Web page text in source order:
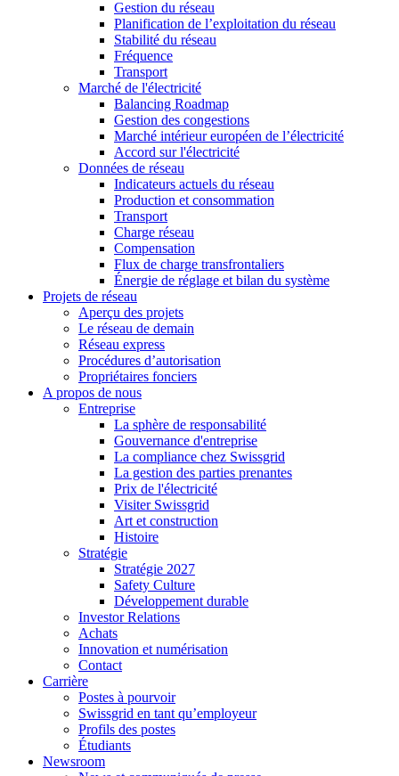
Gestion du réseau
Planification de l’exploitation du réseau
Stabilité du réseau
Fréquence
Transport
Marché de l'électricité
Balancing Roadmap
Gestion des congestions
Marché intérieur européen de l’électricité
Accord sur l'électricité
Données de réseau
Indicateurs actuels du réseau
Production et consommation
Transport
Charge réseau
Compensation
Flux de charge transfrontaliers
Énergie de réglage et bilan du système
Projets de réseau
Aperçu des projets
Le réseau de demain
Réseau express
Procédures d’autorisation
Propriétaires fonciers
A propos de nous
Entreprise
La sphère de responsabilité
Gouvernance d'entreprise
La compliance chez Swissgrid
La gestion des parties prenantes
Prix de l'électricité
Visiter Swissgrid
Art et construction
Histoire
Stratégie
Stratégie 2027
Safety Culture
Développement durable
Investor Relations
Achats
Innovation et numérisation
Contact
Carrière
Postes à pourvoir
Swissgrid en tant qu’employeur
Profils des postes
Étudiants
Newsroom